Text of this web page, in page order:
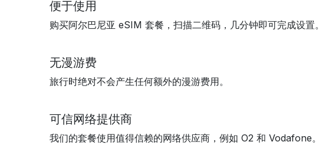
便于使用
购买阿尔巴尼亚 eSIM 套餐，扫描二维码，几分钟即可完成设置。
无漫游费
旅行时绝对不会产生任何额外的漫游费用。
可信网络提供商
我们的套餐使用值得信赖的网络供应商，例如 O2 和 Vodafone。